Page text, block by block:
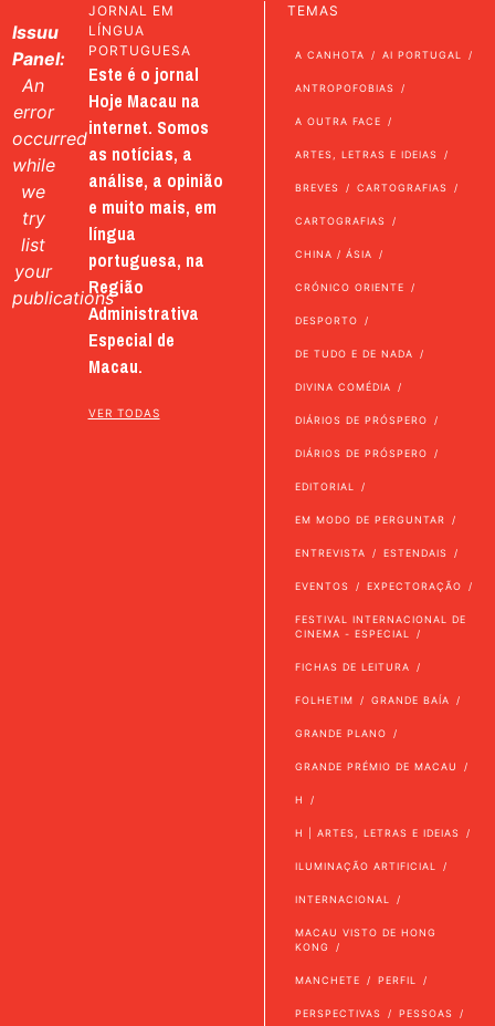
Issuu
Panel:
An
error
occurred
while
we
try
list
your
publications
JORNAL EM
LÍNGUA
PORTUGUESA
Este é o jornal
Hoje Macau na
internet. Somos
as notícias, a
análise, a opinião
e muito mais, em
língua
portuguesa, na
Região
Administrativa
Especial de
Macau.
VER TODAS
TEMAS
A CANHOTA AI PORTUGAL
ANTROPOFOBIAS
A OUTRA FACE
ARTES, LETRAS E IDEIAS
BREVES CARTOGRAFIAS
CARTOGRAFIAS
CHINA / ÁSIA
CRÓNICO ORIENTE
DESPORTO
DE TUDO E DE NADA
DIVINA COMÉDIA
DIÁRIOS DE PRÓSPERO
DIÁRIOS DE PRÓSPERO
EDITORIAL
EM MODO DE PERGUNTAR
ENTREVISTA ESTENDAIS
EVENTOS EXPECTORAÇÃO
FESTIVAL INTERNACIONAL DE
CINEMA - ESPECIAL
FICHAS DE LEITURA
FOLHETIM GRANDE BAÍA
GRANDE PLANO
GRANDE PRÉMIO DE MACAU
H
H | ARTES, LETRAS E IDEIAS
ILUMINAÇÃO ARTIFICIAL
INTERNACIONAL
MACAU VISTO DE HONG
KONG
MANCHETE PERFIL
PERSPECTIVAS PESSOAS